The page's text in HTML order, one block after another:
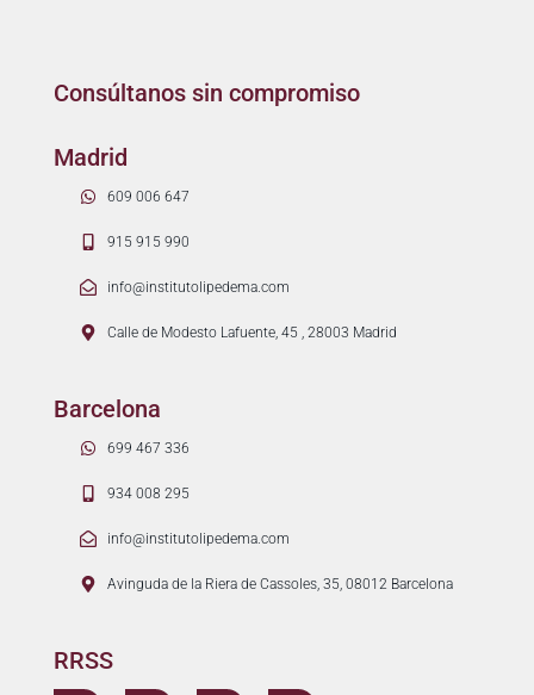
Consúltanos sin compromiso
Madrid
609 006 647
915 915 990
info@institutolipedema.com
Calle de Modesto Lafuente, 45 , 28003 Madrid
Barcelona
699 467 336
934 008 295
info@institutolipedema.com
Avinguda de la Riera de Cassoles, 35, 08012 Barcelona
RRSS